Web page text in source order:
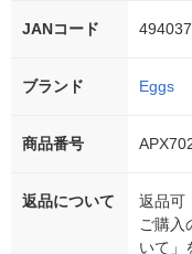
JANコード
ブランド Eggs
商品番号
返品について
返品可
ご購入
いて」